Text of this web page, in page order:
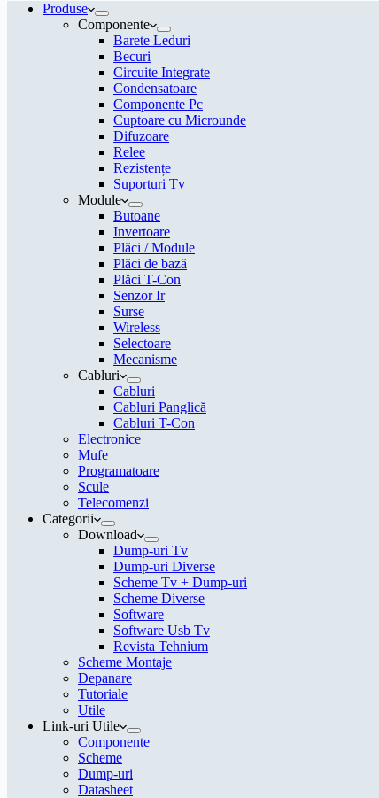
Produse
Componente
Barete Leduri
Becuri
Circuite Integrate
Condensatoare
Componente Pc
Cuptoare cu Microunde
Difuzoare
Relee
Rezistențe
Suporturi Tv
Module
Butoane
Invertoare
Plăci / Module
Plăci de bază
Plăci T-Con
Senzor Ir
Surse
Wireless
Selectoare
Mecanisme
Cabluri
Cabluri
Cabluri Panglică
Cabluri T-Con
Electronice
Mufe
Programatoare
Scule
Telecomenzi
Categorii
Download
Dump-uri Tv
Dump-uri Diverse
Scheme Tv + Dump-uri
Scheme Diverse
Software
Software Usb Tv
Revista Tehnium
Scheme Montaje
Depanare
Tutoriale
Utile
Link-uri Utile
Componente
Scheme
Dump-uri
Datasheet